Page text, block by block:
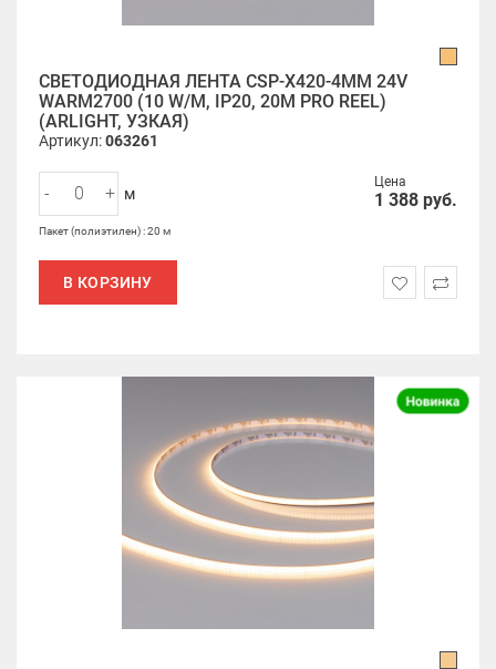
СВЕТОДИОДНАЯ ЛЕНТА CSP-X420-4MM 24V
WARM2700 (10 W/M, IP20, 20M PRO REEL)
(ARLIGHT, УЗКАЯ)
Артикул:063261
Цена
1 388 руб.
- + м
Пакет (полиэтилен) : 20 м
В КОРЗИНУ